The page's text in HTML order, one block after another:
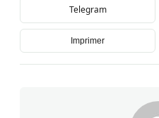
Telegram
Imprimer